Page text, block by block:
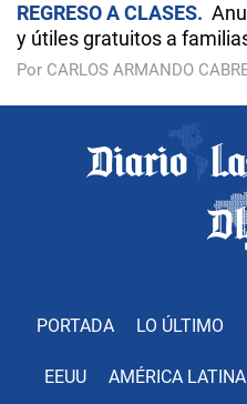
REGRESO A CLASES
y útiles gratuitos a
Por CARLOS ARMANDO
PORTADA LO ÚLTIMO
EEUU AMÉRICA LATINA